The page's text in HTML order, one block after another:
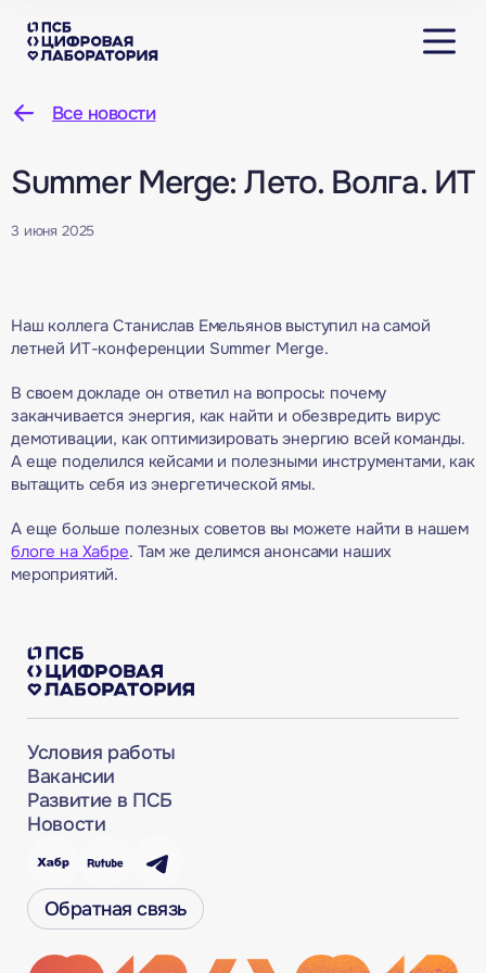
Все новости
Summer Merge: Лето. Волга. ИТ
3 июня 2025
Наш коллега Станислав Емельянов выступил на самой
летней ИТ-конференции Summer Merge.
В своем докладе он ответил на вопросы: почему
заканчивается энергия, как найти и обезвредить вирус
демотивации, как оптимизировать энергию всей команды.
А еще поделился кейсами и полезными инструментами, как
вытащить себя из энергетической ямы.
А еще больше полезных советов вы можете найти в нашем
блоге на Хабре. Там же делимся анонсами наших
мероприятий.
Условия работы
Вакансии
Развитие в ПСБ
Новости
Обратная связь